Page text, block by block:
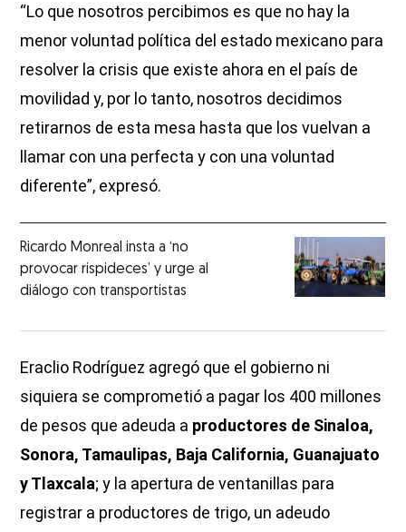
“Lo que nosotros percibimos es que no hay la
menor voluntad política del estado mexicano para
resolver la crisis que existe ahora en el país de
movilidad y, por lo tanto, nosotros decidimos
retirarnos de esta mesa hasta que los vuelvan a
llamar con una perfecta y con una voluntad
diferente”, expresó.
Ricardo Monreal insta a ‘no
provocar rispideces’ y urge al
diálogo con transportistas
Eraclio Rodríguez agregó que el gobierno ni
siquiera se comprometió a pagar los 400 millones
de pesos que adeuda a productores de Sinaloa,
Sonora, Tamaulipas, Baja California, Guanajuato
y Tlaxcala; y la apertura de ventanillas para
registrar a productores de trigo, un adeudo